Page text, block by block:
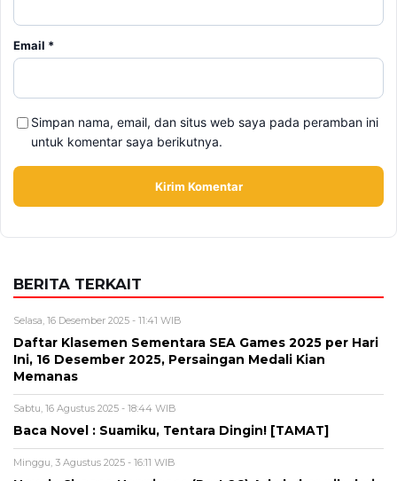
Email *
Simpan nama, email, dan situs web saya pada peramban ini
untuk komentar saya berikutnya.
BERITA TERKAIT
Selasa, 16 Desember 2025 - 11:41 WIB
Daftar Klasemen Sementara SEA Games 2025 per Hari
Ini, 16 Desember 2025, Persaingan Medali Kian
Memanas
Sabtu, 16 Agustus 2025 - 18:44 WIB
Baca Novel : Suamiku, Tentara Dingin! [TAMAT]
Minggu, 3 Agustus 2025 - 16:11 WIB